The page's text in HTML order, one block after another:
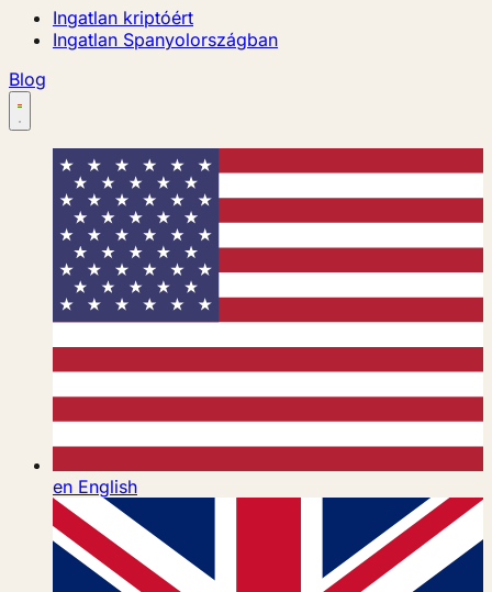
Ingatlan kriptóért
Ingatlan Spanyolországban
Blog
en English